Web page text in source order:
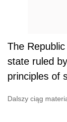
The
state ruled
principles of
Dalszy ciąg